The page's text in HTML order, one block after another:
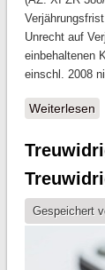
Unrecht auf
einbehaltenen
einschl. 2008
Weiterlesen
Gespeichert